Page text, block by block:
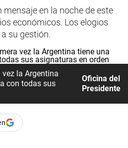
mensaje en la noche de este
económicos. Los elogios
su gestión.
la Argentina
con todas sus
Oficina del
Presidente